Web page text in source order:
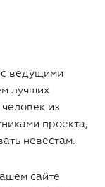
с ведущими
лучших
из
проекта,
невестам.
сайте